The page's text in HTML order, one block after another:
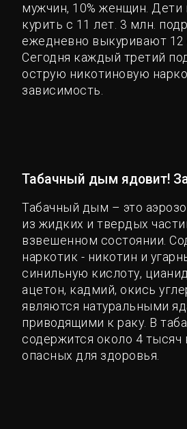
мужчин, 10% женщин. Дети
курить с 11 лет. 3 млн.
ежедневно выкуривают 12
Сегодня каждый третий
острую никотиновую
зависимость.
Табачный дым ядовит!
Табачный дым – это
из жидких и твердых
взвешенном состоянии.
наркотик - никотин и
синильную кислоту,
ацетон, кадмий, окись
являются натуральными
приводящими к раку. В
содержится около 4 тысяч
опасных для здоровья.